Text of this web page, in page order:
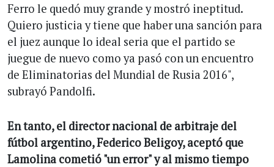
Ferro le quedó muy grande y mostró ineptitud.
Quiero justicia y tiene que haber una sanción para
el juez aunque lo ideal seria que el partido se
juegue de nuevo como ya pasó con un encuentro
de Eliminatorias del Mundial de Rusia 2016",
subrayó Pandolfi.
En tanto, el director nacional de arbitraje del
fútbol argentino, Federico Beligoy, aceptó que
Lamolina cometió "un error" y al mismo tiempo